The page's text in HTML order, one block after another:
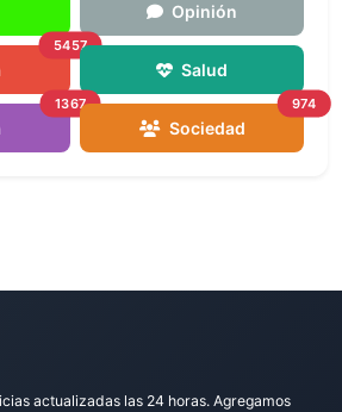
Opinión
5457
Salud
1367
Sociedad
974
actualizadas las 24 horas. Agregamos